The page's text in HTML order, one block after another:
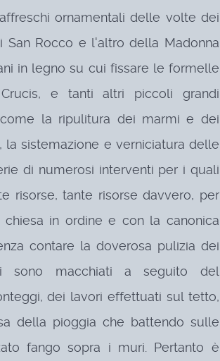
ornamentali delle volte dei
San Rocco e l'altro della Madonna
in legno su cui fissare le formelle
e tanti altri piccoli grandi
la ripulitura dei marmi e dei
la sistemazione e verniciatura delle
di numerosi interventi per i quali
risorse, tante risorse davvero, per
in ordine e con la canonica
contare la doverosa pulizia dei
sono macchiati a seguito del
dei lavori effettuati sul tetto,
della pioggia che battendo sulle
fango sopra i muri. Pertanto è